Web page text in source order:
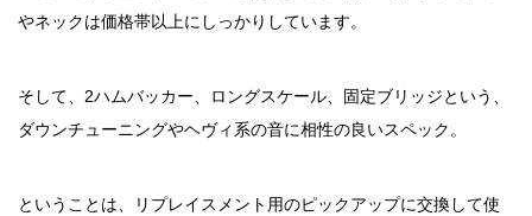
やネックは価格帯以上にしっかりしています。
そして、2ハムバッカー、ロングスケール、固定ブリッジという、
ダウンチューニングやヘヴィ系の音に相性の良いスペック。
ということは、リプレイスメント用のピックアップに交換して使